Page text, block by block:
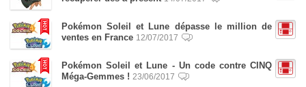
Pokémon Soleil et Lune dépasse le million de
ventes en France 12/07/2017
Pokémon Soleil et Lune - Un code contre CINQ
Méga-Gemmes ! 23/06/2017